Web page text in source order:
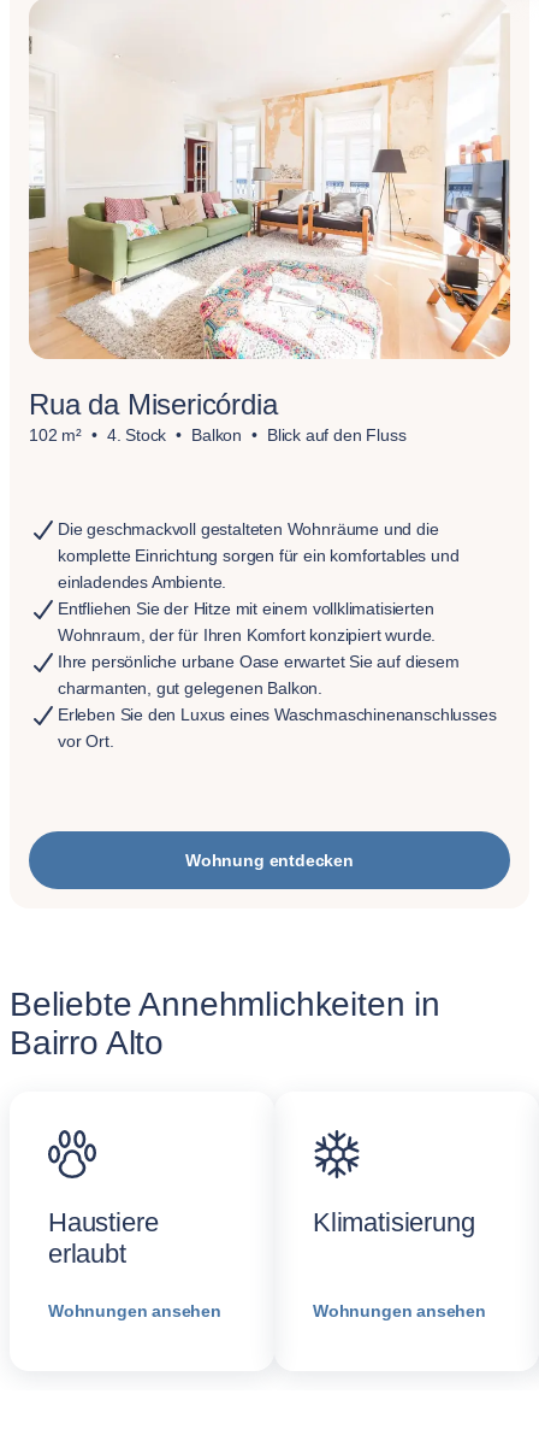
Rua da Misericórdia
102 m² 4. Stock Balkon Blick auf den Fluss
Die geschmackvoll gestalteten Wohnräume und die
komplette Einrichtung sorgen für ein komfortables und
einladendes Ambiente.
Entfliehen Sie der Hitze mit einem vollklimatisierten
Wohnraum, der für Ihren Komfort konzipiert wurde.
Ihre persönliche urbane Oase erwartet Sie auf diesem
charmanten, gut gelegenen Balkon.
Erleben Sie den Luxus eines Waschmaschinenanschlusses
vor Ort.
Wohnung entdecken
Beliebte Annehmlichkeiten in
Bairro Alto
Haustiere
erlaubt
Wohnungen ansehen
Klimatisierung
Wohnungen ansehen